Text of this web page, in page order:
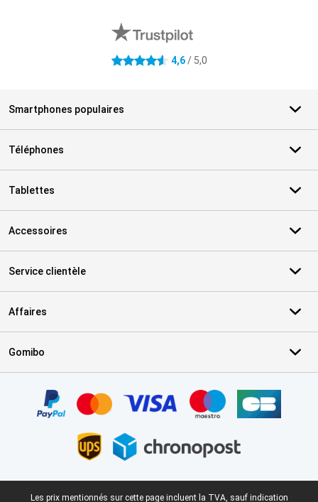
4.6 étoiles 4,6/ 5,0
Smartphones populaires
Téléphones
Tablettes
Accessoires
Service clientèle
Affaires
Gomibo
Pied-de-page légal
Les prix mentionnés sur cette page incluent la TVA, sauf indication